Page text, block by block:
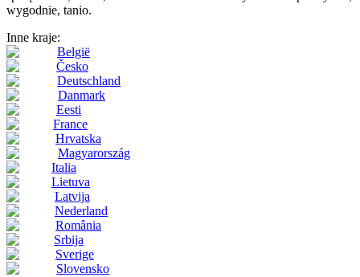
wygodnie, tanio.
Inne kraje:
België
Česko
Deutschland
Danmark
Eesti
France
Hrvatska
Magyarország
Italia
Lietuva
Latvija
Nederland
România
Srbija
Sverige
Slovensko